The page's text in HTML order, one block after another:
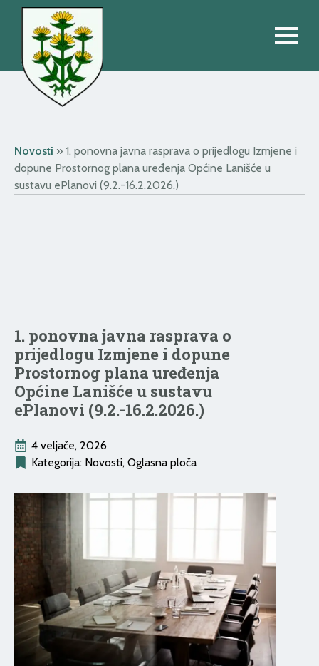
Novosti » 1. ponovna javna rasprava o prijedlogu Izmjene i
dopune Prostornog plana uređenja Općine Lanišće u
sustavu ePlanovi (9.2.-16.2.2026.)
1. ponovna javna rasprava o
prijedlogu Izmjene i dopune
Prostornog plana uređenja
Općine Lanišće u sustavu
ePlanovi (9.2.-16.2.2026.)
4 veljače, 2026
Kategorija: Novosti Oglasna ploča